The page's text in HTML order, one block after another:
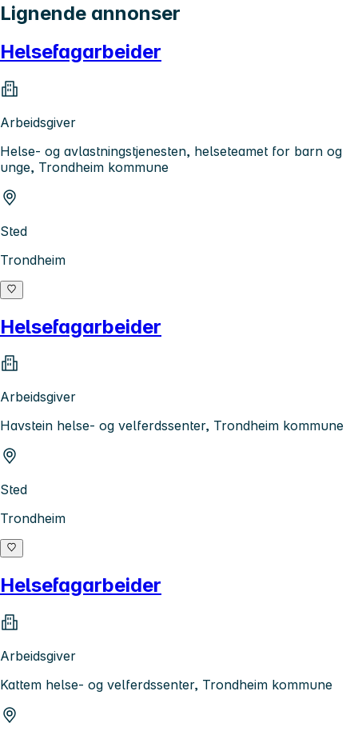
Lignende annonser
Helsefagarbeider
Arbeidsgiver
Helse- og avlastningstjenesten, helseteamet for barn og
unge, Trondheim kommune
Sted
Trondheim
Helsefagarbeider
Arbeidsgiver
Havstein helse- og velferdssenter, Trondheim kommune
Sted
Trondheim
Helsefagarbeider
Arbeidsgiver
Kattem helse- og velferdssenter, Trondheim kommune